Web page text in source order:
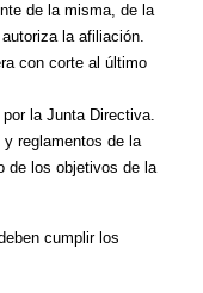
de la misma, de la
la afiliación.
con corte al último
la Junta Directiva.
reglamentos de la
de los objetivos de la
cumplir los